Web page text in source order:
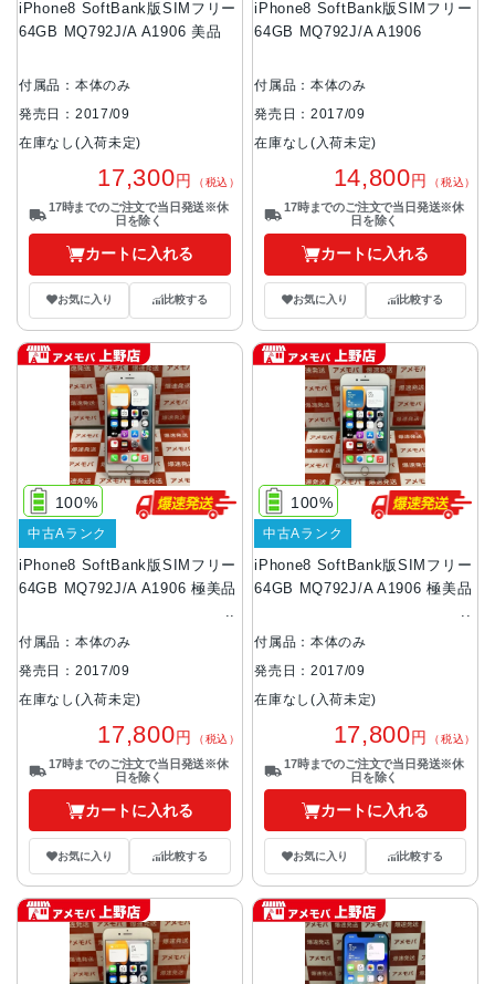
iPhone8 SoftBank版SIMフリー
64GB MQ792J/A A1906 美品
付属品：本体のみ
発売日：2017/09
在庫なし(入荷未定)
17,300円 （税込）
17時までのご注文で当日発送※休
日を除く
カートに入れる
お気に入り 比較する
iPhone8 SoftBank版SIMフリー
64GB MQ792J/A A1906
付属品：本体のみ
発売日：2017/09
在庫なし(入荷未定)
14,800円 （税込）
17時までのご注文で当日発送※休
日を除く
カートに入れる
お気に入り 比較する
iPhone8 SoftBank版SIMフリー
64GB MQ792J/A A1906 極美品
100%
中古Aランク
付属品：本体のみ
発売日：2017/09
在庫なし(入荷未定)
17,800円 （税込）
17時までのご注文で当日発送※休
日を除く
カートに入れる
お気に入り 比較する
iPhone8 SoftBank版SIMフリー
64GB MQ792J/A A1906 極美品
100%
中古Aランク
付属品：本体のみ
発売日：2017/09
在庫なし(入荷未定)
17,800円 （税込）
17時までのご注文で当日発送※休
日を除く
カートに入れる
お気に入り 比較する